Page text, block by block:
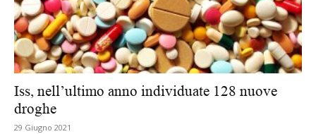
Iss, nell’ultimo anno individuate 128 nuove
droghe
29 Giugno 2021